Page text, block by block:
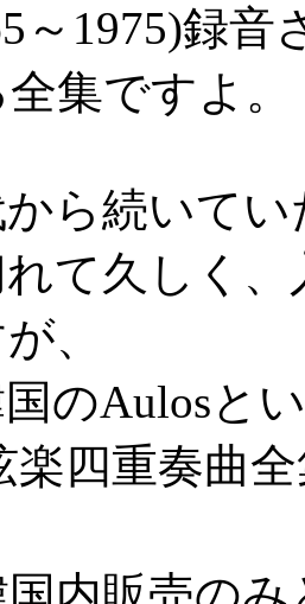
～1975)録
集ですよ。
から続いて
て久しく
、
のAulosと
四重奏曲全
国内販売の